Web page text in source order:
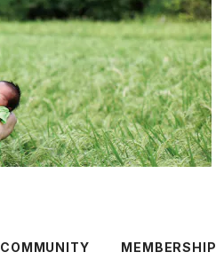
COMMUNITY MEMBERSHIP